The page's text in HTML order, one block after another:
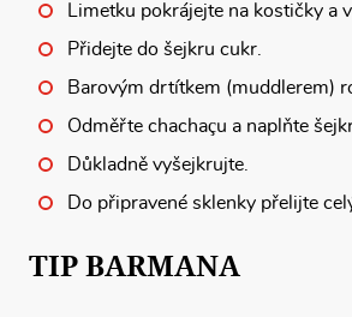
Limetku pokrájejte na kostičky a
Přidejte do šejkru cukr.
Barovým drtítkem (muddlerem)
Odměřte chachaçu a naplňte
Důkladně vyšejkrujte.
Do připravené sklenky přelijte
TIP BARMANA